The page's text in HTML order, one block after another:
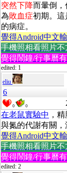
突然下降而暈倒，
為敗血症初期。這
的病症。
覺得Android中文
手機照相看照片
覺得鬧鐘/行事曆
edited: 1
eliu
6
0 0
在老鼠實驗中 ，
與氮的代謝有關
覺得Android中文
手機照相看照片
覺得鬧鐘/行事曆
edited: 2